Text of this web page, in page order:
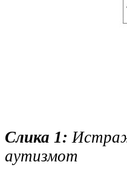
Слика 1:
аутизмот